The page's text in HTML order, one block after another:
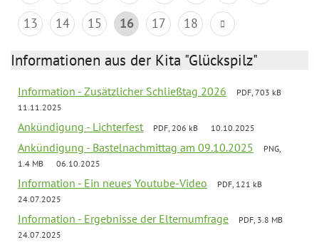
13
14 15 16 17 18
Informationen aus der Kita "Glückspilz"
Information - Zusätzlicher Schließtag 2026
PDF, 703 kB
11.11.2025
Ankündigung - Lichterfest PDF, 206 kB 10.10.2025
Ankündigung - Bastelnachmittag am 09.10.2025
PNG,
1.4 MB
06.10.2025
Information - Ein neues Youtube-Video
PDF, 121 kB
24.07.2025
Information - Ergebnisse der Elternumfrage
PDF, 3.8 MB
24.07.2025